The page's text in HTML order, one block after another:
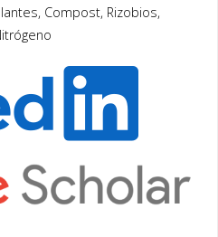
Compost, Rizobios,